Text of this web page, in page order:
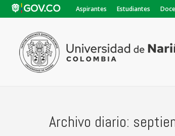
Aspirantes Estudiantes
Archivo diario: